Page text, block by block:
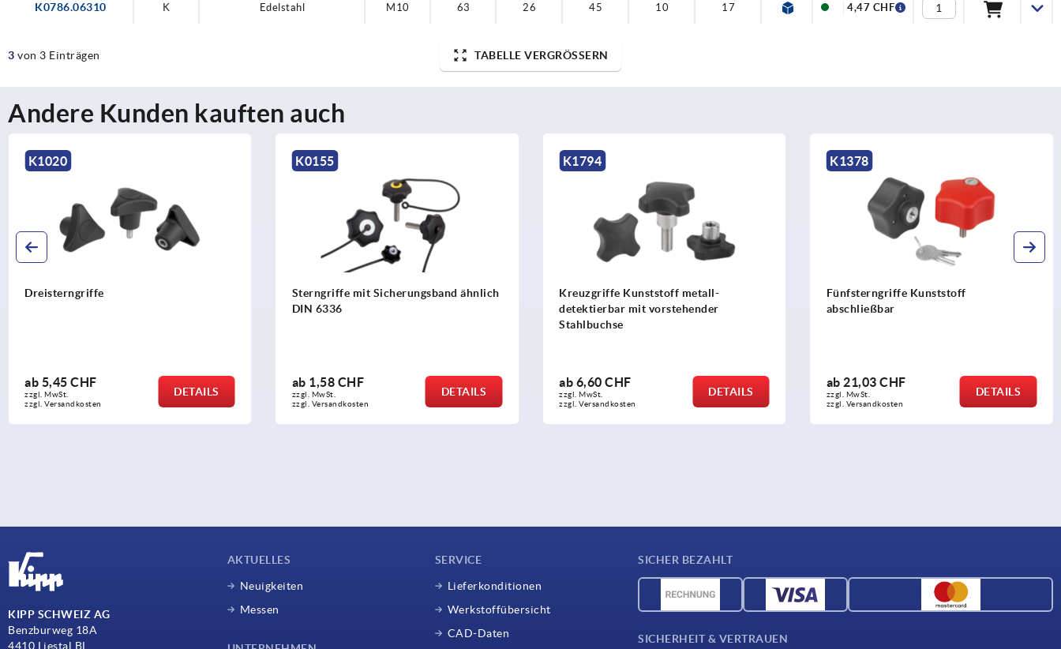
K0786.06310 K Edelstahl M10 63 26 45 10 17 4,47 CHF
3 von 3 Einträgen TABELLE VERGRÖSSERN
Andere Kunden kauften auch
K0155
Sterngriffe mit Sicherungsband ähnlich
ab1,58 CHF
zzgl. MwSt.
zzgl. Versandkosten
DETAILS
K1794
Kreuzgriffe Kunststoff metall-
detektierbar mit vorstehender
ab6,60 CHF
zzgl. MwSt.
zzgl. Versandkosten
DETAILS
K1378
Fünfsterngriffe Kunststoff
abschließbar
ab21,03 CHF
zzgl. MwSt.
zzgl. Versandkosten
DETAILS
K1514
Sterngriffe Kunststoff mit
Stahlbuchse
ab 1,94 CHF
zzgl. MwSt.
zzgl. Versandkosten
DETAILS
KIPP SCHWEIZ AG
Benzburweg 18A
4410 Liestal BL
AKTUELLES
Neuigkeiten
Messen
SERVICE
Lieferkonditionen
Werkstoffübersicht
CAD-Daten
SICHER BEZAHLT
SICHERHEIT & VERTRAUEN